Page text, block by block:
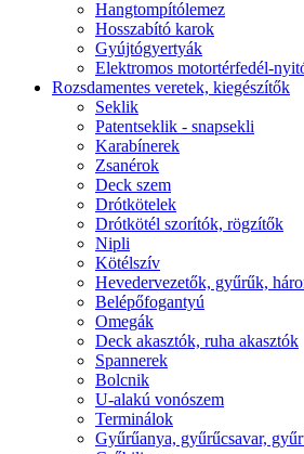
Hangtompítólemez
Hosszabító karok
Gyújtógyertyák
Elektromos motortérfedél-
Rozsdamentes veretek, kiegészítők
Seklik
Patentseklik - snapsekli
Karabínerek
Zsanérok
Deck szem
Drótkötelek
Drótkötél szorítók, rögzítők
Nipli
Kötélszív
Hevedervezetők, gyűrűk,
Belépőfogantyú
Omegák
Deck akasztók, ruha akasztók
Spannerek
Bolcnik
U-alakú vonószem
Terminálok
Gyűrűanya, gyűrűcsavar,